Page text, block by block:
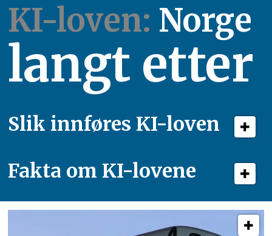
KI-loven: Norge
langt etter
Slik innføres KI-loven
Fakta om KI-lovene